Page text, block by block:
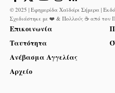
© 2025 | Εφημερίδα Χαϊδάρι Σήμερα |
Σχεδιάστηκε με ❤️ & Πολλούς ☕ από τον
Επικοινωνία
Ταυτότητα
Ανέβασμα Αγγελίας
Αρχείο